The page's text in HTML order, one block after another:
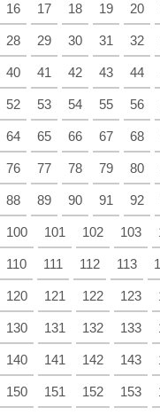
16 17 18 19 20
28 29 30 31 32
40 41 42 43 44
52 53 54 55 56
64 65 66 67 68
76 77 78 79 80
88 89 90 91 92
100 101 102 103
110 111 112 113
120 121 122 123
130 131 132 133
140 141 142 143
150 151 152 153